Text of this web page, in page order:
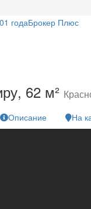
годаБрокер Плюс
62 м²
Описание На